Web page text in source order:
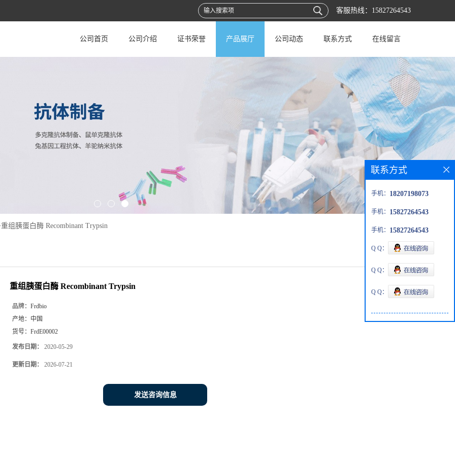
客服热线： 15827264543
公司首页 公司介绍 证书荣誉 产品展厅 公司动态 联系方式 在线留言
重组胰蛋白酶 Recombinant Trypsin
重组胰蛋白酶 Recombinant Trypsin
品牌： Frdbio
产地： 中国
货号： FrdE00002
发布日期： 2020-05-29
更新日期： 2026-07-21
发送咨询信息
联系方式
手机： 18207198073
手机： 15827264543
手机： 15827264543
Q Q：
Q Q：
Q Q：